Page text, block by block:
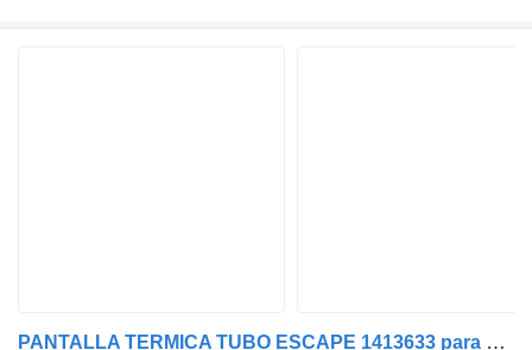
PANTALLA TERMICA TUBO ESCAPE 1413633 para Scania P94 camión